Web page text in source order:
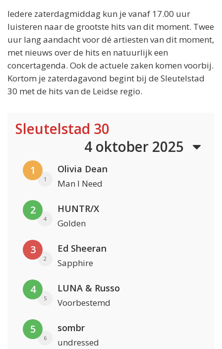
Iedere zaterdagmiddag kun je vanaf 17.00 uur
luisteren naar de grootste hits van dit moment. Twee
uur lang aandacht voor dé artiesten van dit moment,
met nieuws over de hits en natuurlijk een
concertagenda. Ook de actuele zaken komen voorbij.
Kortom je zaterdagavond begint bij de Sleutelstad
30 met de hits van de Leidse regio.
Sleutelstad 30
4 oktober 2025
1
1
Olivia Dean
Man I Need
2
4
HUNTR/X
Golden
3
2
Ed Sheeran
Sapphire
4
5
LUNA & Russo
Voorbestemd
5
6
sombr
undressed